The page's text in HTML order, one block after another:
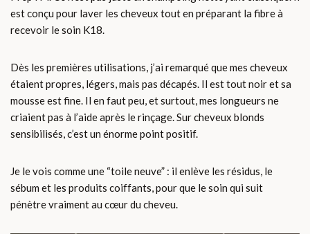
est conçu pour laver les cheveux tout en préparant la fibre à
recevoir le soin K18.
Dès les premières utilisations, j’ai remarqué que mes cheveux
étaient propres, légers, mais pas décapés. Il est tout noir et sa
mousse est fine. Il en faut peu, et surtout, mes longueurs ne
criaient pas à l’aide après le rinçage. Sur cheveux blonds
sensibilisés, c’est un énorme point positif.
Je le vois comme une “toile neuve” : il enlève les résidus, le
sébum et les produits coiffants, pour que le soin qui suit
pénètre vraiment au cœur du cheveu.